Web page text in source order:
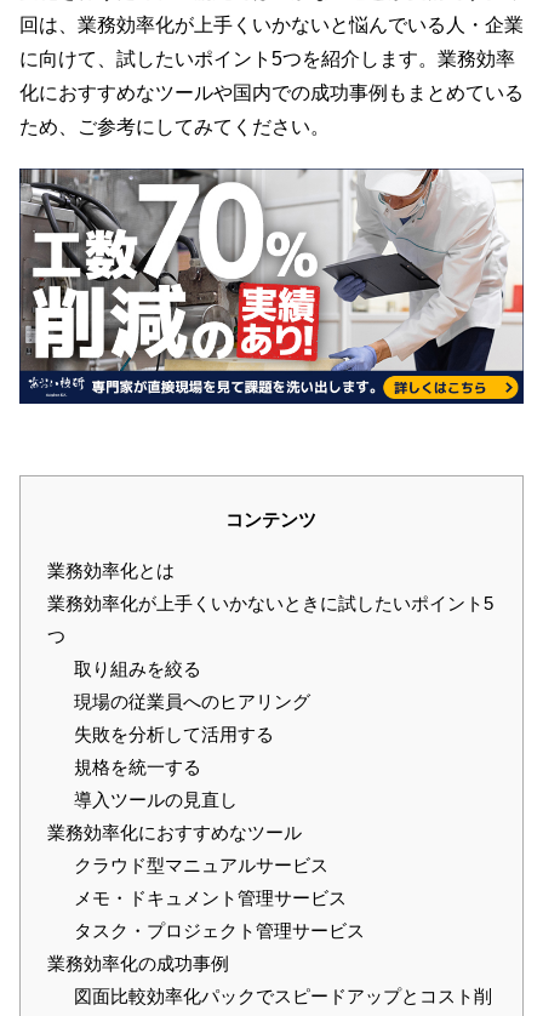
回は、業務効率化が上手くいかないと悩んでいる人・企業
に向けて、試したいポイント5つを紹介します。業務効率
化におすすめなツールや国内での成功事例もまとめている
ため、ご参考にしてみてください。
コンテンツ
業務効率化とは
業務効率化が上手くいかないときに試したいポイント5
つ
取り組みを絞る
現場の従業員へのヒアリング
失敗を分析して活用する
規格を統一する
導入ツールの見直し
業務効率化におすすめなツール
クラウド型マニュアルサービス
メモ・ドキュメント管理サービス
タスク・プロジェクト管理サービス
業務効率化の成功事例
図面比較効率化パックでスピードアップとコスト削